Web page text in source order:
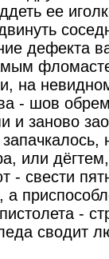
ее
дефекта
на
- шов
и заново
или
- свести
а
-
сводит